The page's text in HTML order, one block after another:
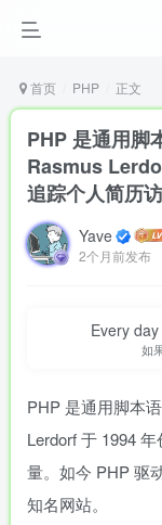
首页 PHP 正文
PHP 是通用脚
Rasmus
追踪个人简历
Yave
2个月前发布
Every
如
PHP 是通用脚本
Lerdorf 于 1994
量。如今 PHP 驱
知名网站。